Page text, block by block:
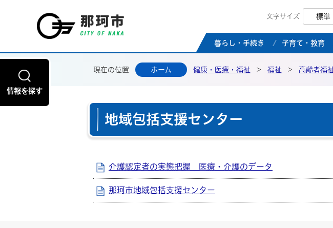
那珂市公式ホームページ
文字サイズ 標準
暮らし・手続き 子育て・教育
情報を探す
現在の位置 ホーム 健康・医療・福祉 > 福祉 > 高齢者福
地域包括支援センター
介護認定者の実態把握 医療・介護のデータ
那珂市地域包括支援センター